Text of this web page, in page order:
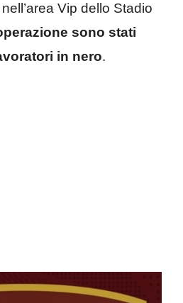
Vip dello Stadio
sono stati
in nero.